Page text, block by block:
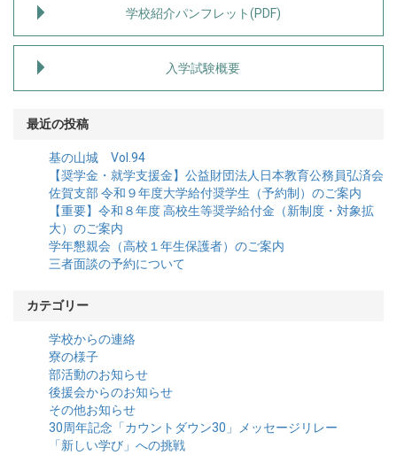
学校紹介パンフレット(PDF)
入学試験概要
最近の投稿
基の山城 Vol.94
【奨学金・就学支援金】公益財団法人日本教育公務員弘済会
佐賀支部 令和９年度大学給付奨学生（予約制）のご案内
【重要】令和８年度 高校生等奨学給付金（新制度・対象拡
大）のご案内
学年懇親会（高校１年生保護者）のご案内
三者面談の予約について
カテゴリー
学校からの連絡
寮の様子
部活動のお知らせ
後援会からのお知らせ
その他お知らせ
30周年記念「カウントダウン30」メッセージリレー
「新しい学び」への挑戦